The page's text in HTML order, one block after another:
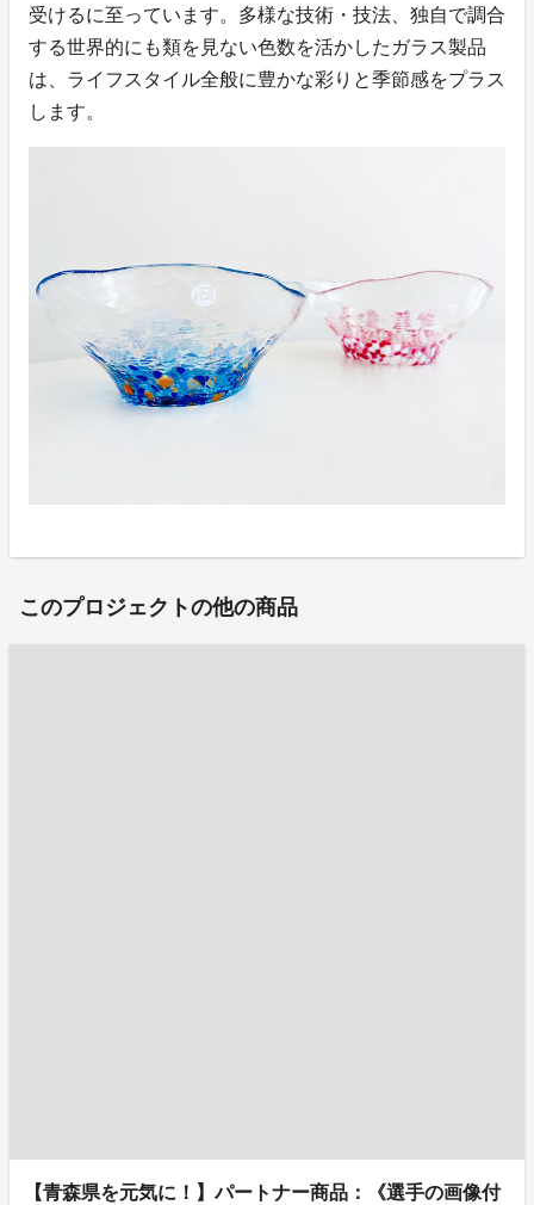
受けるに至っています。多様な技術・技法、独自で調合
する世界的にも類を見ない色数を活かしたガラス製品
は、ライフスタイル全般に豊かな彩りと季節感をプラス
します。
このプロジェクトの他の商品
【青森県を元気に！】パートナー商品：《選手の画像付